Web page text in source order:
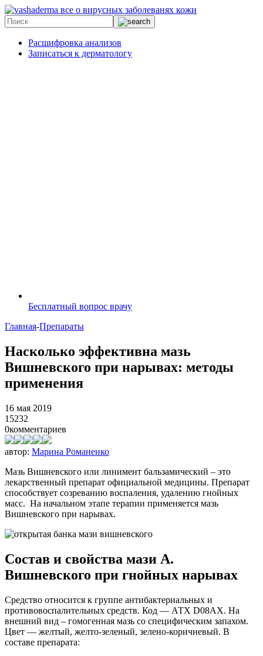
все о вирусных заболеванях кожи
Расшифровка анализов
Записаться к дерматологу
Бесплатный вопрос врачу
Главная-Препараты
Насколько эффективна мазь
Вишневского при нарывах: методы
применения
16 мая 2019
15232
0комментариев
автор: Марина Романенко
Мазь Вишневского или линимент бальзамический – это
лекарственный препарат официальной медицины. Препарат
способствует созреванию воспаления, удалению гнойных
масс. На начальном этапе терапии применяется мазь
Вишневского при нарывах.
Состав и свойства мази А.
Вишневского при гнойных нарывах
Средство относится к группе антибактериальных и
противовоспалительных средств. Код — АТХ D08AX. На
внешний вид – гомогенная мазь со специфическим запахом.
Цвет — желтый, желто-зеленый, зелено-коричневый. В
составе препарата: